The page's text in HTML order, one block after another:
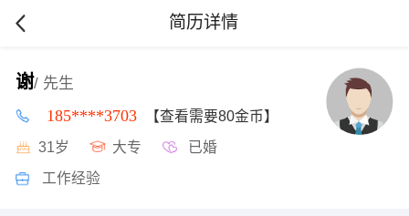
简历详情
谢/ 先生
185****3703 【查看需要80金币】
31岁 大专 已婚
工作经验